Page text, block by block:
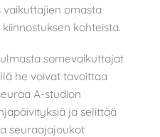
vaikuttajien omasta
kohteista.
somevaikuttajat
he voivat tavoittaa
A-studion
ja selittää
seuraajajoukot